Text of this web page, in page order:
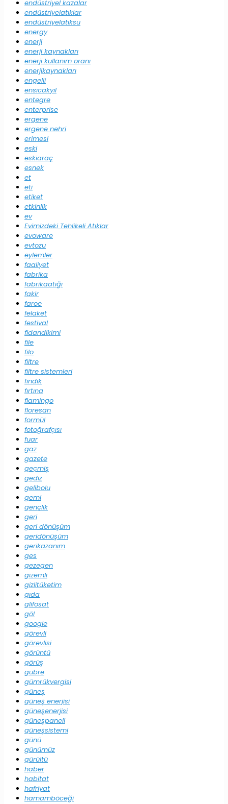
endüstriyel kazalar
endüstriyelatıklar
endüstriyelatıksu
energy
enerji
enerji kaynakları
enerji kullanım oranı
enerjikaynakları
engelli
ensıcakyıl
entegre
enterprise
ergene
ergene nehri
erimesi
eski
eskiaraç
esnek
et
eti
etiket
etkinlik
ev
Evimizdeki Tehlikeli Atıklar
evoware
evtozu
eylemler
faaliyet
fabrika
fabrikaatığı
fakir
faroe
felaket
festival
fidandikimi
file
filo
filtre
filtre sistemleri
fındık
fırtına
flamingo
floresan
formül
fotoğrafçısı
fuar
gaz
gazete
geçmiş
gediz
gelibolu
gemi
gençlik
geri
geri dönüşüm
geridönüşüm
gerikazanım
ges
gezegen
gizemli
gizlitüketim
gıda
glifosat
göl
google
görevli
görevlisi
görüntü
görüş
gübre
gümrükvergisi
güneş
güneş enerjisi
güneşenerjisi
güneşpaneli
güneşsistemi
günü
günümüz
gürültü
haber
habitat
hafriyat
hamamböceği